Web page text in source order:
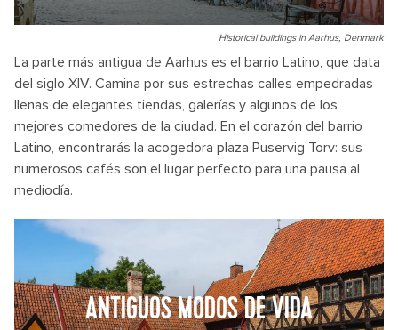
Historical buildings in Aarhus, Denmark
La parte más antigua de Aarhus es el barrio Latino, que data
del siglo XIV. Camina por sus estrechas calles empedradas
llenas de elegantes tiendas, galerías y algunos de los
mejores comedores de la ciudad. En el corazón del barrio
Latino, encontrarás la acogedora plaza Puservig Torv: sus
numerosos cafés son el lugar perfecto para una pausa al
mediodía.
ANTIGUOS MODOS DE VIDA